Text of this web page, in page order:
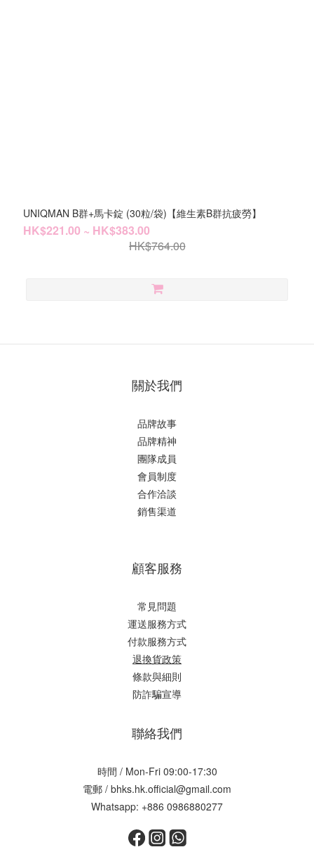
UNIQMAN B群+馬卡錠 (30粒/袋)【維生素B群抗疲勞】
HK$221.00 ~ HK$383.00
HK$764.00
關於我們
品牌故事
品牌精神
團隊成員
會員制度
合作洽談
銷售渠道
顧客服務
常見問題
運送服務方式
付款服務方式
退換貨政策
條款與細則
防詐騙宣導
聯絡我們
時間 / Mon-Fri 09:00-17:30
電郵 / bhks.hk.official@gmail.com
Whatsapp: +886 0986880277